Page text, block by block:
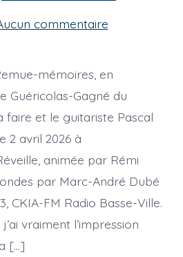
commentairesur
[chronique]
ce
que
le
570
nous
mémoires, en
Guéricolas-Gagné du
faire et le guitariste Pascal
2 avril 2026 à
animée par Rémi
par Marc-André Dubé
CKIA-FM Radio Basse-Ville.
vraiment l’impression
[…]